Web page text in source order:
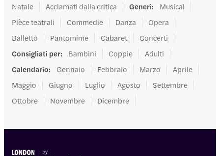
Natale
Acclamati dalla critica Generi:
Musical
Pièce teatrali
Commedie Danza
Opera
Balletto
Pantomime Cabaret
Concerti
Consigliati per: Bambini Coppie
Adulti
Calendario: Gennaio Febbraio Marzo
Aprile
Maggio
Giugno Luglio Agosto
Settembre
Ottobre
Novembre Dicembre